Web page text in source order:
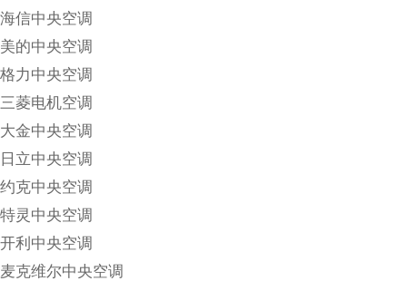
海信中央空调
美的中央空调
格力中央空调
三菱电机空调
大金中央空调
日立中央空调
约克中央空调
特灵中央空调
开利中央空调
麦克维尔中央空调